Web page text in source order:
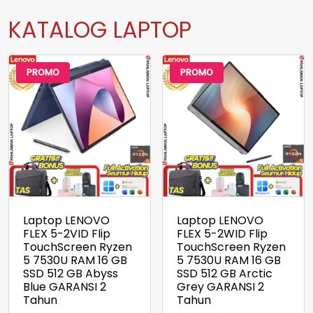
KATALOG LAPTOP
PROMO
Laptop LENOVO
FLEX 5-2VID Flip
TouchScreen Ryzen
5 7530U RAM 16 GB
SSD 512 GB Abyss
Blue GARANSI 2
Tahun
PROMO
Laptop LENOVO
FLEX 5-2WID Flip
TouchScreen Ryzen
5 7530U RAM 16 GB
SSD 512 GB Arctic
Grey GARANSI 2
Tahun